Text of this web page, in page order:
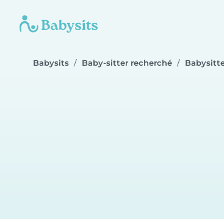
Babysits Baby-sitter recherché